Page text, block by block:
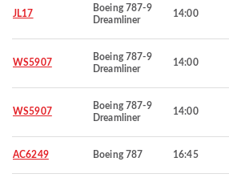
JL17
Boeing 787-9
Dreamliner
14:00
WS5907
Boeing 787-9
Dreamliner
14:00
WS5907
Boeing 787-9
Dreamliner
14:00
AC6249 Boeing 787 16:45